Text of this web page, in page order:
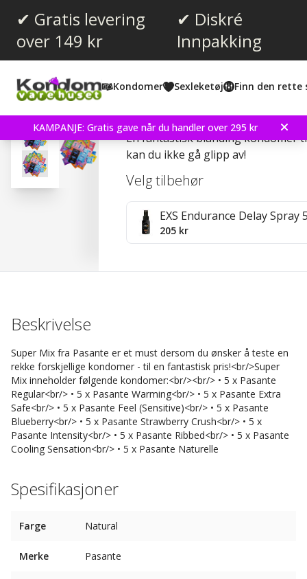
✔ Gratis levering
over 149 kr
✔ Diskré
Innpakking
Kondomer Sexleketøj Finn den rette
KAMPANJE: Gratis gave når du handler over 295 kr
Omtaler (96)
Pasante Super Mix 50p
En fantastisk blanding kondomer
kan du ikke gå glipp av!
Velg tilbehør
EXS Endurance Delay Spray
205 kr
Beskrivelse
Super Mix fra Pasante er et must dersom du ønsker å teste en
rekke forskjellige kondomer - til en fantastisk pris!<br/>Super
Mix inneholder følgende kondomer:<br/><br/> • 5 x Pasante
Regular<br/> • 5 x Pasante Warming<br/> • 5 x Pasante Extra
Safe<br/> • 5 x Pasante Feel (Sensitive)<br/> • 5 x Pasante
Blueberry<br/> • 5 x Pasante Strawberry Crush<br/> • 5 x
Pasante Intensity<br/> • 5 x Pasante Ribbed<br/> • 5 x Pasante
Cooling Sensation<br/> • 5 x Pasante Naturelle
Spesifikasjoner
Farge Natural
Merke Pasante